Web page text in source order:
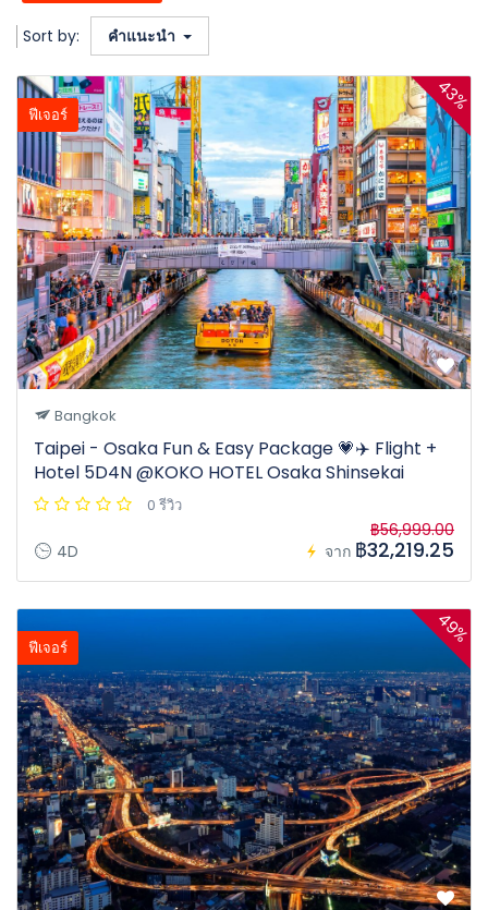
Sort by: คำแนะนำ
ฟีเจอร์
43%
Bangkok
Taipei - Osaka Fun & Easy Package 💗✈️ Flight +
Hotel 5D4N @KOKO HOTEL Osaka Shinsekai
0 รีวิว
4D จาก
฿56,999.00
฿32,219.25
ฟีเจอร์
49%